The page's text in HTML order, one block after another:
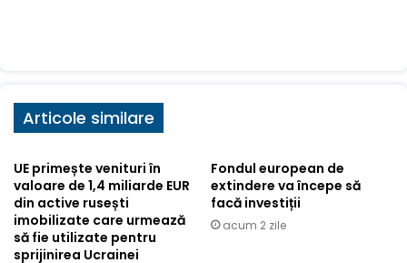
Articole similare
UE primește venituri în
valoare de 1,4 miliarde EUR
din active rusești
imobilizate care urmează
să fie utilizate pentru
sprijinirea Ucrainei
Fondul european de
extindere va începe să
facă investiții
acum 2 zile